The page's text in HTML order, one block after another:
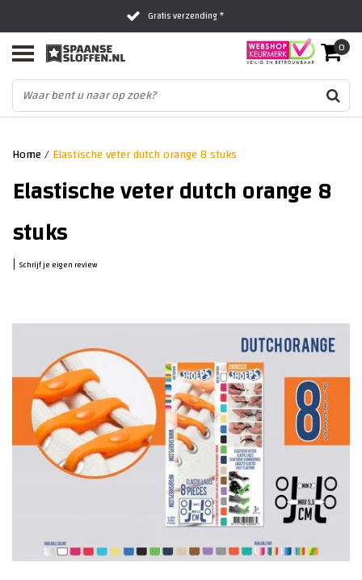
Gratis verzending *
Al 16 jaar het vertrouwde adres
Fysieke winkel in Zwolle
0
Home/Elastische veter dutch orange 8 stuks
Elastische veter dutch orange 8
stuks
| Schrijf je eigen review